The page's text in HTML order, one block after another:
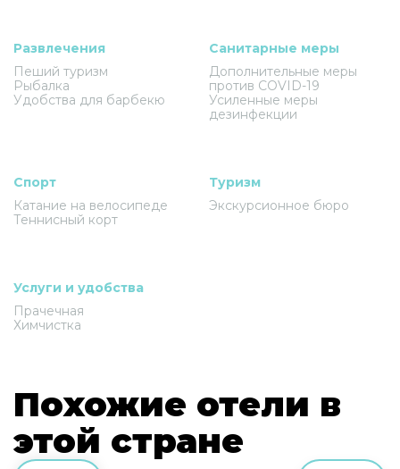
Развлечения
Пеший туризм
Рыбалка
Удобства для барбекю
Санитарные меры
Дополнительные меры
против COVID-19
Усиленные меры
дезинфекции
Спорт
Катание на велосипеде
Теннисный корт
Туризм
Экскурсионное бюро
Услуги и удобства
Прачечная
Химчистка
Похожие отели в
этой стране